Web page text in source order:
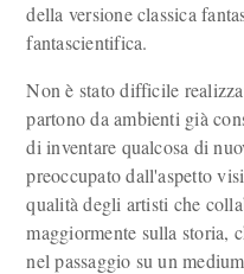
della versione classica
fantascientifica.
Non è stato difficile
partono da ambienti già
di inventare qualcosa di
preoccupato dall'aspetto
qualità degli artisti che
maggiormente sulla storia,
nel passaggio su un